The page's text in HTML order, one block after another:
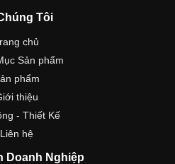
Tôi
chủ
Sản phẩm
phẩm
thiệu
- Thiết Kế
Liên hệ
Doanh Nghiệp